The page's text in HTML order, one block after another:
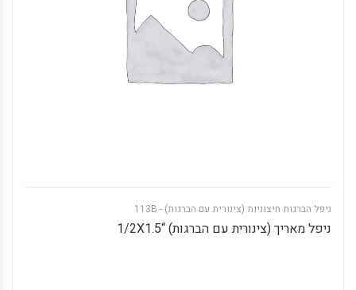
ניפל הברגות חיצוניות (צינורית עם הברגות) - 113B
ניפל מאריך (צינורית עם הברגות) “1/2X1.5